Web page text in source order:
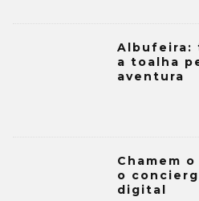
Albufeira:
a toalha
aventura
Chamem
o
digital